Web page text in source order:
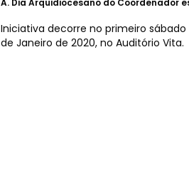
Iniciativa decorre no primeiro sábado
de Janeiro de 2020, no Auditório Vita.